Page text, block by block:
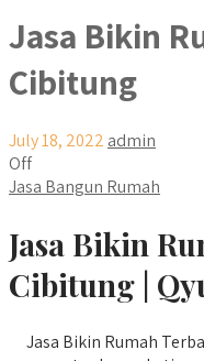
Jasa Bikin
Cibitung
July 18, 2022 admin
Off
Jasa Bangun Rumah
Jasa Bikin
Cibitung |
Jasa Bikin Rumah